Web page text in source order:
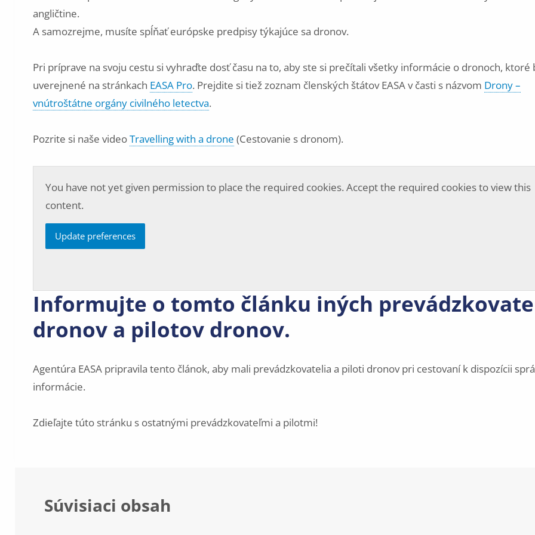
angličtine.
A samozrejme, musíte spĺňať európske predpisy týkajúce sa dronov.
Pri príprave na svoju cestu si vyhraďte dosť času na to, aby ste si prečítali všetky informácie o dronoch, ktoré
uverejnené na stránkach EASA Pro. Prejdite si tiež zoznam členských štátov EASA v časti s názvom Drony –
vnútroštátne orgány civilného letectva.
Pozrite si naše videoTravelling with a drone (Cestovanie s dronom).
You have not yet given permission to place the required cookies. Accept the required cookies to view this
content.
Update preferences
Informujte o tomto článku iných
dronov a pilotov dronov.
Agentúra EASA pripravila tento článok, aby mali prevádzkovatelia a piloti dronov pri cestovaní k dispozícii
informácie.
Zdieľajte túto stránku s ostatnými prevádzkovateľmi a pilotmi!
Súvisiaci obsah